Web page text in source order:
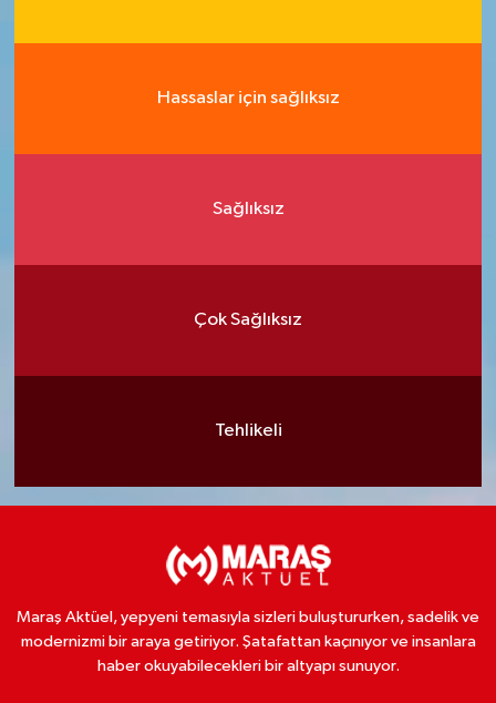
Hassaslar için sağlıksız
Sağlıksız
Çok Sağlıksız
Tehlikeli
Maraş Aktüel, yepyeni temasıyla sizleri buluştururken, sadelik ve
modernizmi bir araya getiriyor. Şatafattan kaçınıyor ve insanlara
haber okuyabilecekleri bir altyapı sunuyor.